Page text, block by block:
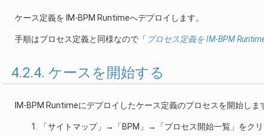
ケース定義を IM-BPM Runtimeへデプロイします。
手順はプロセス定義と同様なので「 プロセス定義を IM-BPM
4.2.4. ケースを開始する
IM-BPM Runtimeにデプロイしたケース定義のプロセスを開始しま
「サイトマップ」→「BPM」→「プロセス開始一覧」をク